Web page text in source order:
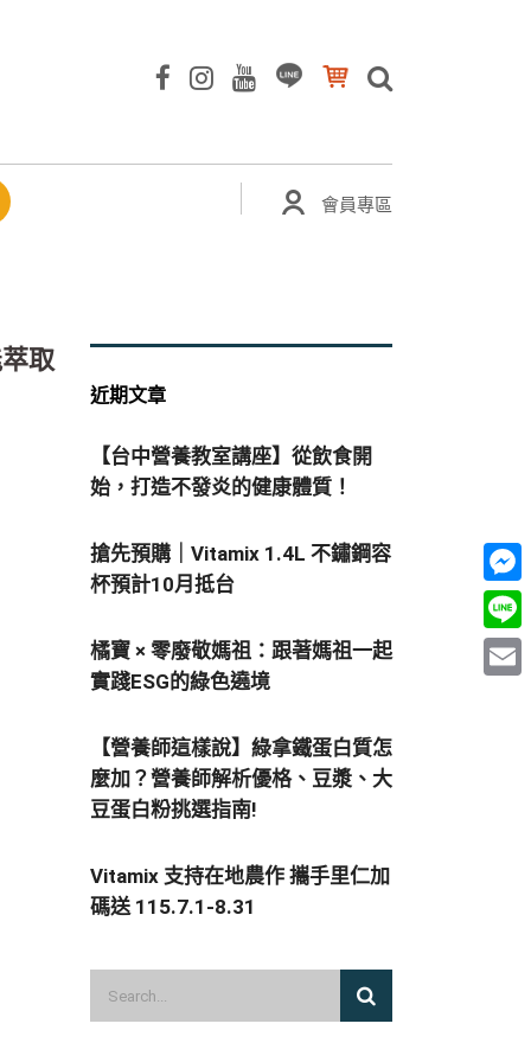
會員專區
取
近期文章
【台中營養教室講座】從飲食開
始，打造不發炎的健康體質！
搶先預購｜Vitamix 1.4L 不鏽鋼容
杯預計10月抵台
橘寶 × 零廢敬媽祖：跟著媽祖一起
實踐ESG的綠色遶境
【營養師這樣說】綠拿鐵蛋白質怎
麼加？營養師解析優格、豆漿、大
豆蛋白粉挑選指南!
Vitamix 支持在地農作 攜手里仁加
碼送 115.7.1-8.31
Line